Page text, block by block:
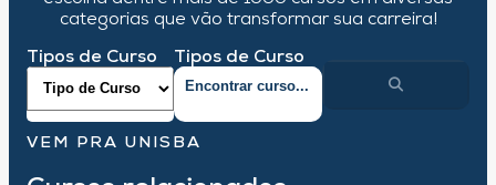
categorias que vão transformar sua carreira!
Tipos de Curso Tipos de Curso
VEM PRA UNISBA